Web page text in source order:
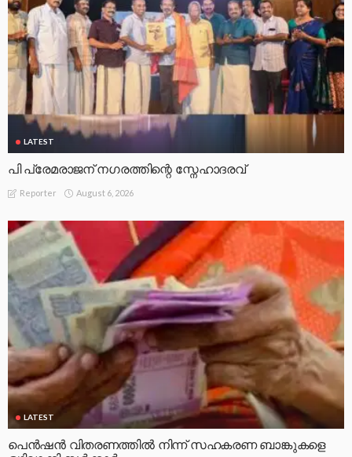
LATEST
പി പ്രേമരാജന് നഗരത്തിന്റെ സ്നേഹാദരവ്
Reporter August 6, 2026
LATEST
പെൻഷൻ വിതരണത്തിൽ നിന്ന് സഹകരണ ബാങ്കുകളെ